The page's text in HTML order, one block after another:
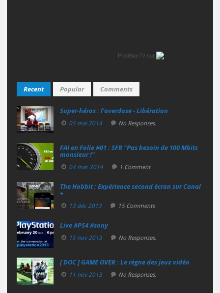
ProdBoxTV sur
Recent Popular Comments
Super‑héros : l’overdose - Libération
05 mai 2014 No Responses.
FAI en Folie #01 : SFR "Pas besoin de 100 Mbits
monsieur !"
04 mar 2014 1 Comment
The Hobbit : Expérience second écran sur Canal
+
13 déc 2013 15 Comments
Live #PS4 #sony
15 nov 2013 No Responses.
[ DOC ] GAME OVER : Le règne des jeux vidéo
11 nov 2013 No Responses.